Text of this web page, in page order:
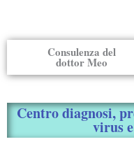
Consulenza del
dottor Meo
Centro diagnosi,
virus